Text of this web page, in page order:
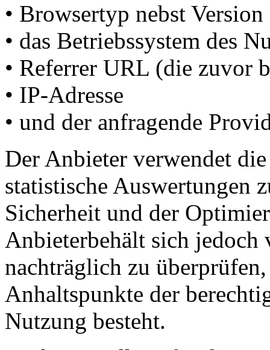
• Browsertyp nebst Version
• das Betriebssystem des
• Referrer URL (die zuvor
• IP-Adresse
• und der anfragende
Der Anbieter verwendet
statistische Auswertungen
Sicherheit und der
Anbieterbehält sich
nachträglich zu
Anhaltspunkte der
Nutzung besteht.